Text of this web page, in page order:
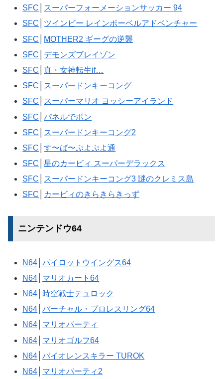
SFC
スーパーフォーメーションサッカー 94
SFC
ツインビー レインボーベルアドベンチャー
SFC
MOTHER2 ギーグの逆襲
SFC
デモンズブレイゾン
SFC │真・女神転生if…
SFC
スーパードンキーコング
SFC
スーパーマリオ ヨッシーアイランド
SFC │パネルでポン
SFC
スーパードンキーコング2
SFC │す〜ば〜ぷよぷよ通
SFC │星のカービィ スーパーデラックス
SFC
スーパードンキーコング3 謎のクレミス島
SFC
カービィのきらきらきっず
ニンテンドウ64
N64 │パイロットウイングス64
N64
マリオカート64
N64
時空戦士テュロック
N64 │バーチャル・プロレスリング64
N64
マリオパーティ
N64
マリオゴルフ64
N64 │バイオレンスキラー TUROK
N64
マリオパーティ2